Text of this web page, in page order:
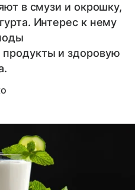
в смузи и окрошку,
Интерес к нему
и здоровую